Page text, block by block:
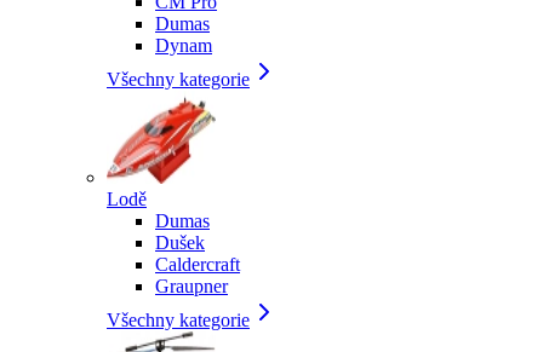
Dumas
Dynam
Všechny kategorie
Lodě
Dumas
Dušek
Caldercraft
Graupner
Všechny kategorie